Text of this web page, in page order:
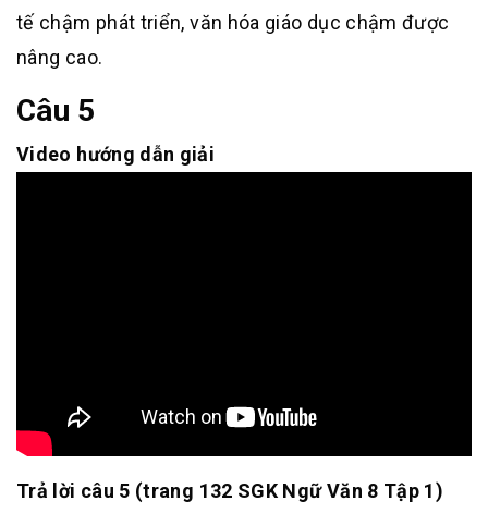
tế chậm phát triển, văn hóa giáo dục chậm được
nâng cao.
Câu 5
Video hướng dẫn giải
Trả lời câu 5 (trang 132 SGK Ngữ Văn 8 Tập 1)